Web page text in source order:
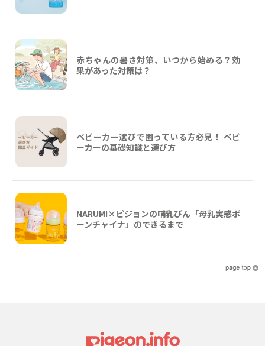
赤ちゃんの暑さ対策、いつから始める？効
果があった対策は？
ベビーカー選びで困っている方必見！ ベビ
ーカーの基礎知識と選び方
NARUMI×ピジョンの哺乳びん「母乳実感ボ
ーンチャイナ」のできるまで